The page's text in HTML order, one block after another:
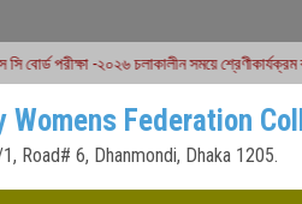
সময়ে শ্রেণীকার্যক্রম বন্ধ H.S.C
Womens Federation
Road# 6, Dhanmondi, Dhaka 1205.